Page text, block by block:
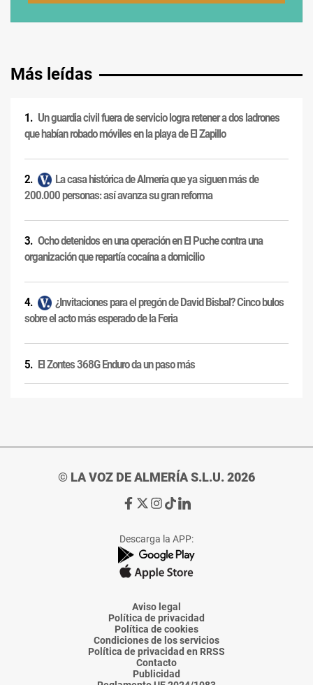
Más leídas
Un guardia civil fuera de servicio logra retener a dos ladrones
que habían robado móviles en la playa de El Zapillo
La casa histórica de Almería que ya siguen más de
200.000 personas: así avanza su gran reforma
Ocho detenidos en una operación en El Puche contra una
organización que repartía cocaína a domicilio
¿Invitaciones para el pregón de David Bisbal? Cinco bulos
sobre el acto más esperado de la Feria
El Zontes 368G Enduro da un paso más
© LA VOZ DE ALMERÍA S.L.U. 2026
Ir
de
La
Voz
Almería
Ir
de
La
Voz
Almería
Ir
de
La
Voz
Almería
Ir
de
La
Voz
Almería
Ir
de
La
Voz
Descarga la APP:
Aviso legal
Política de privacidad
Política de cookies
Condiciones de los servicios
Política de privacidad en RRSS
Contacto
Publicidad